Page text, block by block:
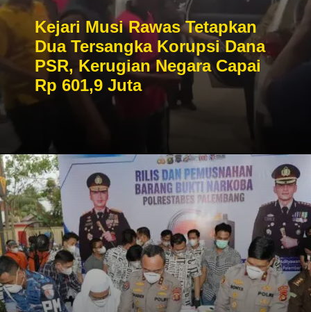
Kejari Musi Rawas Tetapkan
Dua Tersangka Korupsi Dana
PSR, Kerugian Negara Capai
Rp 601,9 Juta